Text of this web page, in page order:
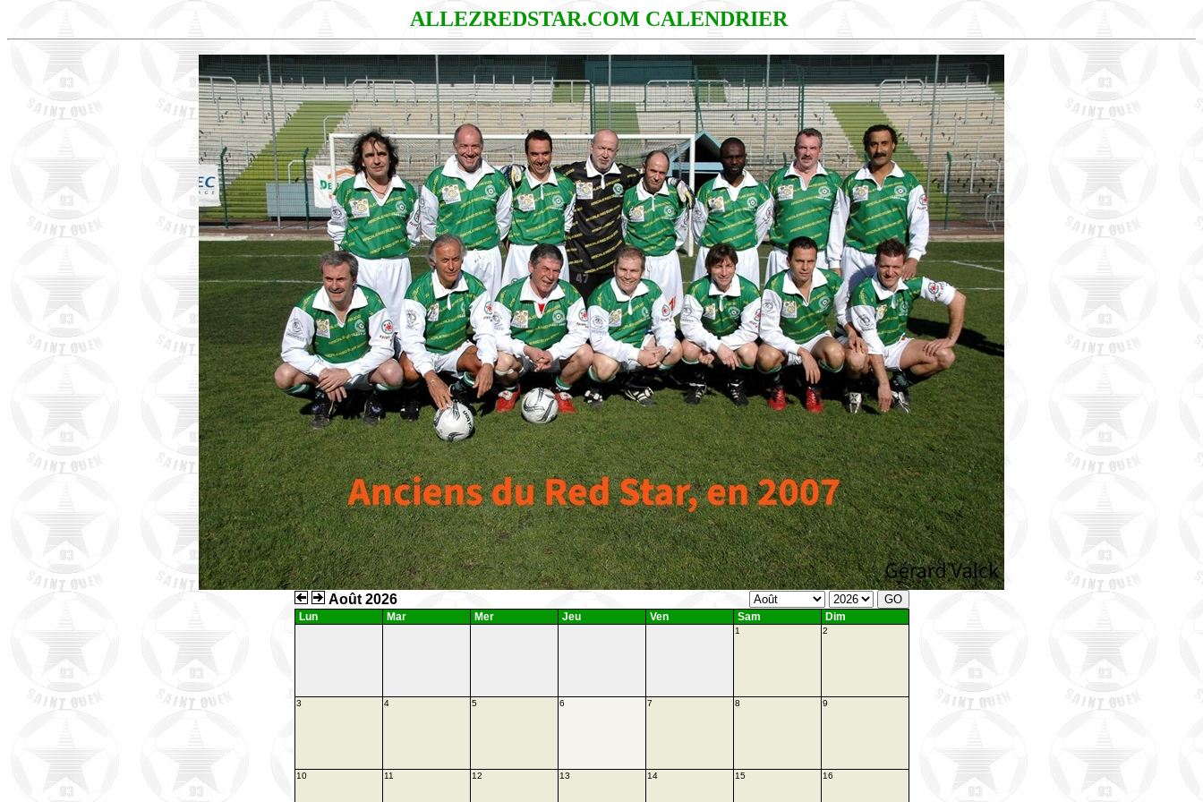
ALLEZREDSTAR.COM CALENDRIER
Août 2026
Lun Mar Mer Jeu Ven Sam Dim
1 2
3 4 5 6 7 8 9
10 11 12 13 14 15 16